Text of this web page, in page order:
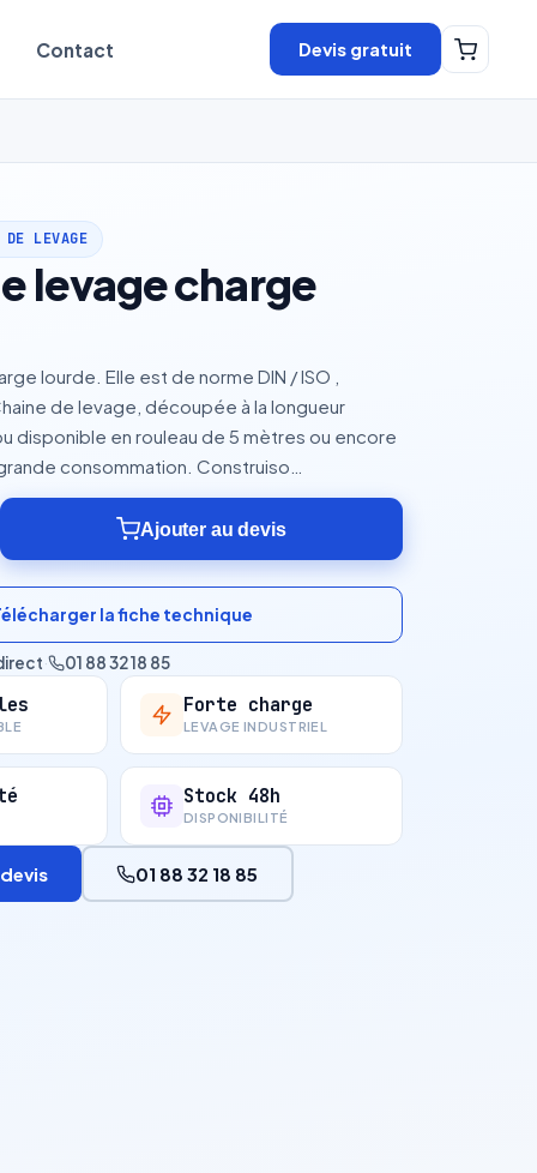
Contact Devis gratuit
LEVAGE
levage charge
lourde. Elle est de norme DIN / ISO ,
de levage, découpée à la longueur
disponible en rouleau de 5 mètres ou encore
consommation. Construiso…
Ajouter au devis
la fiche technique
· 01 88 32 18 85
Forte charge
LEVAGE INDUSTRIEL
Stock 48h
DISPONIBILITÉ
01 88 32 18 85